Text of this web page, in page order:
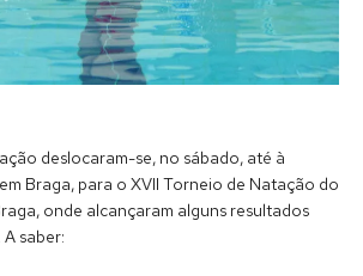
deslocaram-se, no sábado, até à
Braga, para o XVII Torneio de Natação do
onde alcançaram alguns resultados
saber: